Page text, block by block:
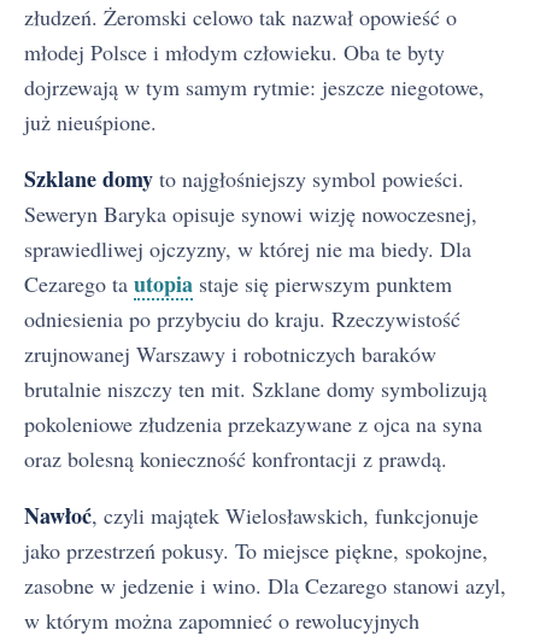
złudzeń. Żeromski celowo tak nazwał opowieść o
młodej Polsce i młodym człowieku. Oba te byty
dojrzewają w tym samym rytmie: jeszcze niegotowe,
już nieuśpione.
Szklane domy to najgłośniejszy symbol powieści.
Seweryn Baryka opisuje synowi wizję nowoczesnej,
sprawiedliwej ojczyzny, w której nie ma biedy. Dla
Cezarego ta utopia staje się pierwszym punktem
odniesienia po przybyciu do kraju. Rzeczywistość
zrujnowanej Warszawy i robotniczych baraków
brutalnie niszczy ten mit. Szklane domy symbolizują
pokoleniowe złudzenia przekazywane z ojca na syna
oraz bolesną konieczność konfrontacji z prawdą.
Nawłoć, czyli majątek Wielosławskich, funkcjonuje
jako przestrzeń pokusy. To miejsce piękne, spokojne,
zasobne w jedzenie i wino. Dla Cezarego stanowi azyl,
w którym można zapomnieć o rewolucyjnych